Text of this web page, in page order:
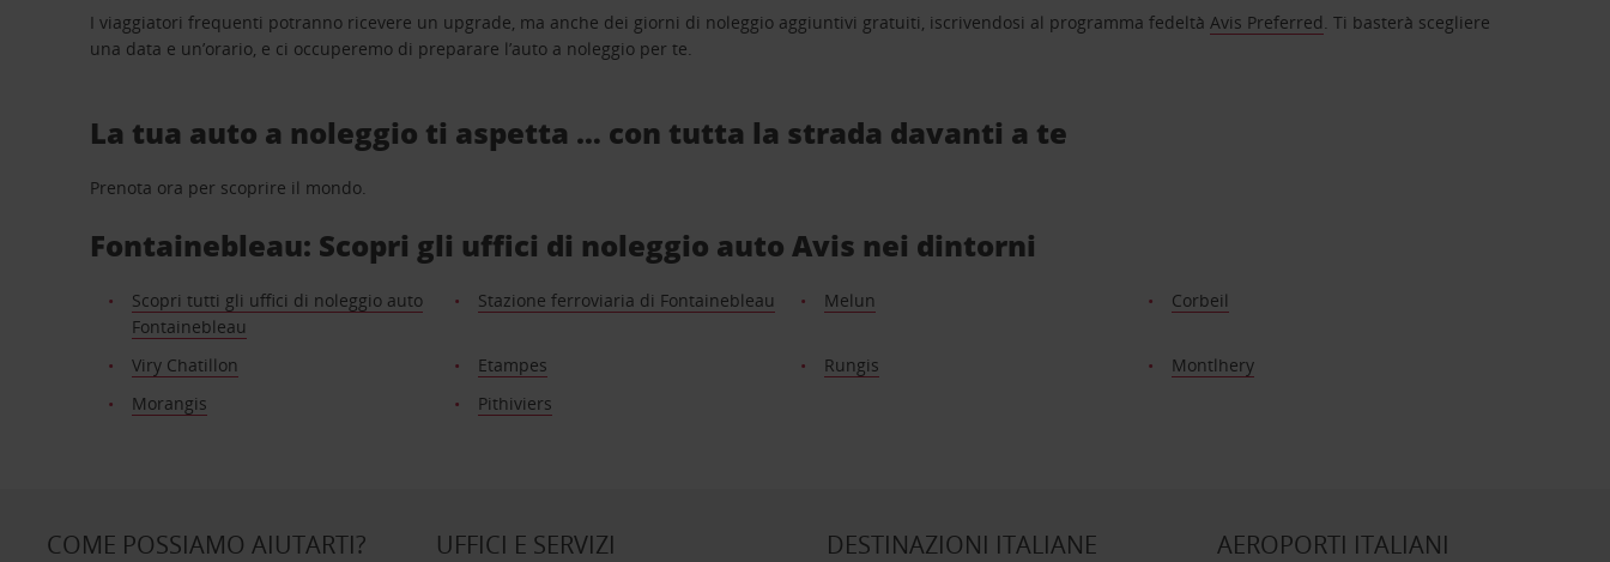
I viaggiatori frequenti potranno ricevere un upgrade, ma anche dei giorni di noleggio aggiuntivi gratuiti, iscrivendosi al programma fedeltàAvis Preferred. Ti basterà scegliere
una data e un’orario, e ci occuperemo di preparare l’auto a noleggio per te.
La tua auto a noleggio ti aspetta … con tutta la strada davanti a te
Prenota ora per scoprire il mondo.
Fontainebleau: Scopri gli uffici di noleggio auto Avis nei dintorni
Scopri tutti gli uffici di noleggio auto
Fontainebleau
Stazione ferroviaria di Fontainebleau Melun Corbeil
Viry Chatillon Etampes Rungis
Montlhery
Morangis
Pithiviers
COME POSSIAMO AIUTARTI? UFFICI E SERVIZI
DESTINAZIONI ITALIANE
AEROPORTI ITALIANI